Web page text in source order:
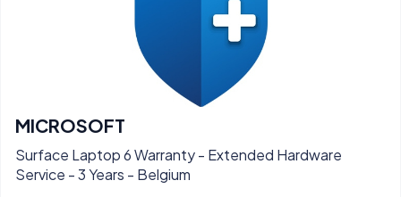
MICROSOFT
Surface Laptop 6 Warranty - Extended Hardware
Service - 3 Years - Belgium